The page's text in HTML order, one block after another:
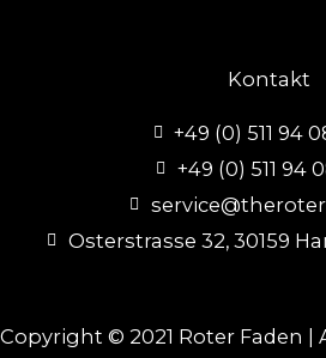
Kontakt
+49 (0) 511 94
+49 (0) 511 94
Osterstrasse 32, 30159
Copyright © 2021 Roter Faden |